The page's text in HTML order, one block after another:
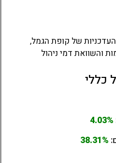
של קופת הגמל,
והשוואת דמי ניהול
כללי
4.03%
38.31%